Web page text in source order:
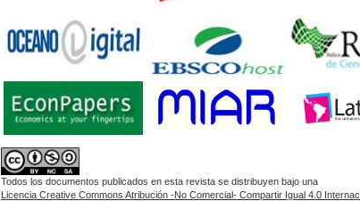
Todos los documentos publicados en esta revista se distribuyen bajo una
Licencia Creative Commons Atribución -No Comercial- Compartir Igual 4.0